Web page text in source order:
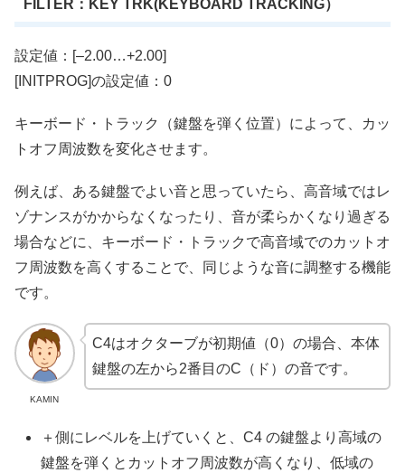
FILTER：KEY TRK(KEYBOARD TRACKING）
設定値：[–2.00…+2.00]
[INITPROG]の設定値：0
キーボード・トラック（鍵盤を弾く位置）によって、カッ
トオフ周波数を変化させます。
例えば、ある鍵盤でよい音と思っていたら、高音域ではレ
ゾナンスがかからなくなったり、音が柔らかくなり過ぎる
場合などに、キーボード・トラックで高音域でのカットオ
フ周波数を高くすることで、同じような音に調整する機能
です。
KAMIN
C4はオクターブが初期値（0）の場合、本体
鍵盤の左から2番目のC（ド）の音です。
＋側にレベルを上げていくと、C4 の鍵盤より高域の
鍵盤を弾くとカットオフ周波数が高くなり、低域の